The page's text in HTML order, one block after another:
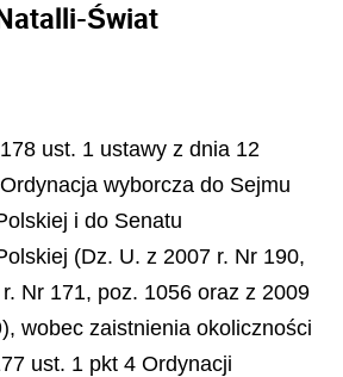
Świat
ust. 1 ustawy z dnia 12
wyborcza do Sejmu
i do Senatu
(Dz. U. z 2007 r. Nr 190,
Nr 171, poz. 1056 oraz z 2009
wobec zaistnienia okoliczności
ust. 1 pkt 4 Ordynacji